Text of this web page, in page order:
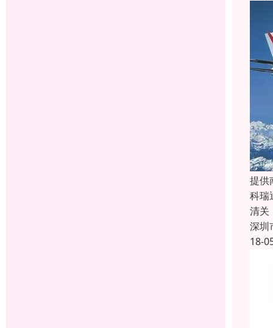
提供
科瑞
清关
深圳
18-